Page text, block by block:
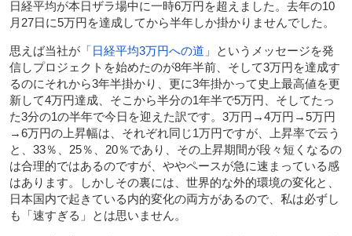
日経平均が本日ザラ場中に一時6万円を超えました。去年の10
月27日に5万円を達成してから半年しか掛かりませんでした。
思えば当社が「日経平均3万円への道」
というメッセージを発
信しプロジェクトを始めたのが8年半前、そして3万円を達成す
るのにそれから3年半掛かり、更に3年掛かって史上最高値を更
新して4万円達成、そこから半分の1年半で5万円、そしてたっ
た3分の1の半年で今日を迎えた訳です。3万円→4万円→5万円
→6万円の上昇幅は、それぞれ同じ1万円ですが、上昇率で云う
と、33％、25％、20％であり、その上昇期間が段々短くなるの
は合理的ではあるのですが、ややペースが急に速まっている感
はあります。しかしその裏には、世界的な外的環境の変化と、
日本国内で起きている内的変化の両方があるので、私は必ずし
も「速すぎる」とは思いません。